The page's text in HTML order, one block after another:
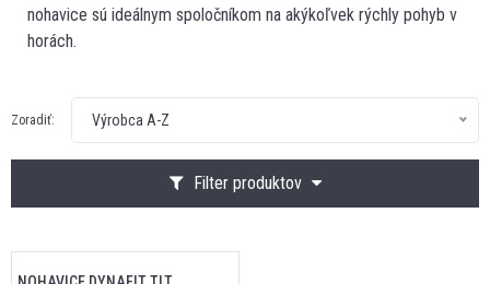
nohavice sú ideálnym spoločníkom na akýkoľvek rýchly pohyb v
horách.
Filter produktov
Zoradiť: Výrobca A-Z